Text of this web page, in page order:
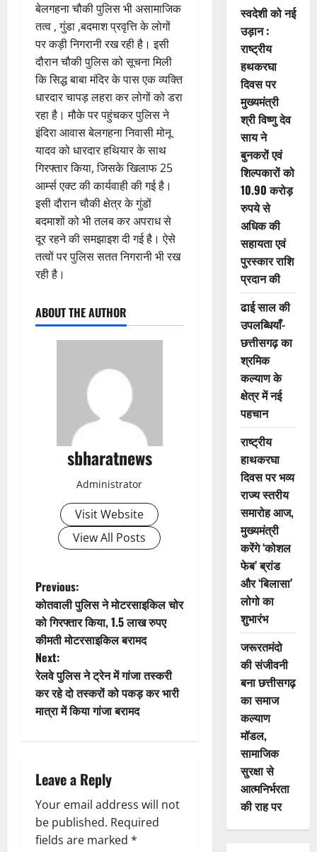
बेलगहना चौकी पुलिस भी असामाजिक
तत्व , गुंडा ,बदमाश प्रवृत्ति के लोगों
पर कड़ी निगरानी रख रही है। इसी
दौरान चौकी पुलिस को सूचना मिली
कि सिद्ध बाबा मंदिर के पास एक व्यक्ति
धारदार चापड़ लहरा कर लोगों को डरा
रहा है। मौके पर पहुंचकर पुलिस ने
इंदिरा आवास बेलगहना निवासी मोनू
यादव को धारदार हथियार के साथ
गिरफ्तार किया, जिसके खिलाफ 25
आर्म्स एक्ट की कार्यवाही की गई है।
इसी दौरान चौकी क्षेत्र के गुंडों
बदमाशों को भी तलब कर अपराध से
दूर रहने की समझाइश दी गई है। ऐसे
तत्वों पर पुलिस सतत निगरानी भी रख
रही है।
ABOUT THE AUTHOR
sbharatnews
Administrator
Visit Website
View All Posts
P
o
s
t
n
v
i
g
Previous:
कोतवाली पुलिस ने मोटरसाइकिल चोर
को गिरफ्तार किया, 1.5 लाख रुपए
कीमती मोटरसाइकिल बरामद
Next:
रेलवे पुलिस ने ट्रेन में गांजा तस्करी
कर रहे दो तस्करों को पकड़ कर भारी
मात्रा में किया गांजा बरामद
Leave a Reply
Your email address will not
be published. Required
fields are marked *
स्वदेशी को नई
उड़ान :
राष्ट्रीय
हथकरघा
दिवस पर
मुख्यमंत्री
श्री विष्णु देव
साय ने
बुनकरों एवं
शिल्पकारों को
10.90 करोड़
रुपये से
अधिक की
सहायता एवं
पुरस्कार राशि
प्रदान की
ढाई साल की
उपलब्धियाँ-
छत्तीसगढ़ का
श्रमिक
कल्याण के
क्षेत्र में नई
पहचान
राष्ट्रीय
हाथकरघा
दिवस पर भव्य
राज्य स्तरीय
समारोह आज,
मुख्यमंत्री
करेंगे ‘कोशल
फेब’ ब्रांड
और ‘बिलासा’
लोगो का
शुभारंभ
जरूरतमंदो
की संजीवनी
बना छत्तीसगढ़
का समाज
कल्याण
मॉडल,
सामाजिक
सुरक्षा से
आत्मनिर्भरता
की राह पर